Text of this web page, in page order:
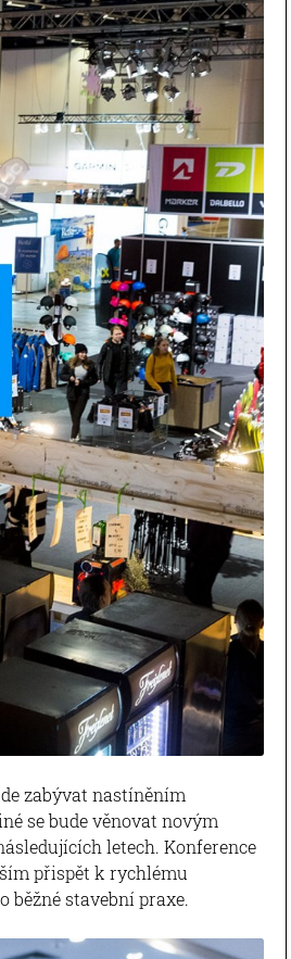
zabývat nastíněním
se bude věnovat novým
letech. Konference
přispět k rychlému
běžné stavební praxe.